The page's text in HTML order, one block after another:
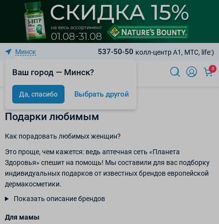
Минск
Ваш город — Минск?
Да, спасибо Выбрать другой
537-50-50 колл-центр A1, МТС, life:)
0
Статьи
Подарки любимым
Как порадовать любимых женщин?
Это проще, чем кажется: ведь аптечная сеть «Планета
Здоровья» спешит на помощь! Мы составили для вас подборку
индивидуальных подарков от известных брендов европейской
дермакосметики.
Показать описание брендов
Для мамы